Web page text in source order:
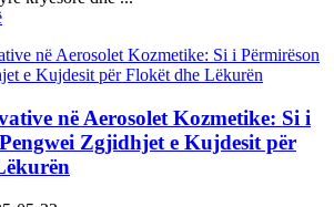
në Aerosolet Kozmetike: Si i
Zgjidhjet e Kujdesit për